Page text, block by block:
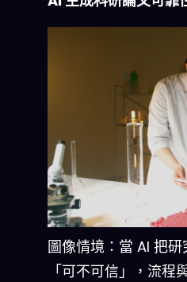
圖像情境：當 AI 把
「可不可信」，流程